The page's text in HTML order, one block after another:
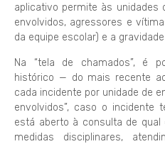
aplicativo permite às unidades
envolvidos, agressores e
da equipe escolar) e a
Na “tela de chamados”, é
histórico — do mais recente
cada incidente por unidade de
envolvidos”, caso o incidente
está aberto à consulta de qual
medidas disciplinares,